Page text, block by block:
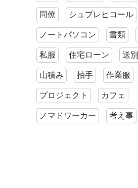
同僚 シュプレヒコール
ノートパソコン 書類
私服 住宅ローン 送別
山積み 拍手 作業服
プロジェクト カフェ
ノマドワーカー 考え事